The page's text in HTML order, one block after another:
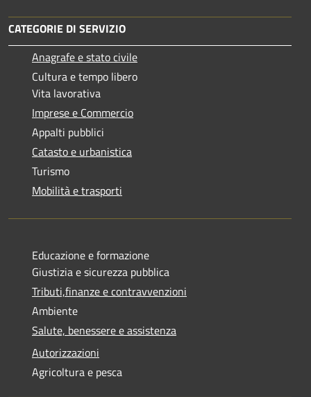
CATEGORIE DI SERVIZIO
Anagrafe e stato civile
Cultura e tempo libero
Vita lavorativa
Imprese e Commercio
Appalti pubblici
Catasto e urbanistica
Turismo
Mobilità e trasporti
Educazione e formazione
Giustizia e sicurezza pubblica
Tributi,finanze e contravvenzioni
Ambiente
Salute, benessere e assistenza
Autorizzazioni
Agricoltura e pesca